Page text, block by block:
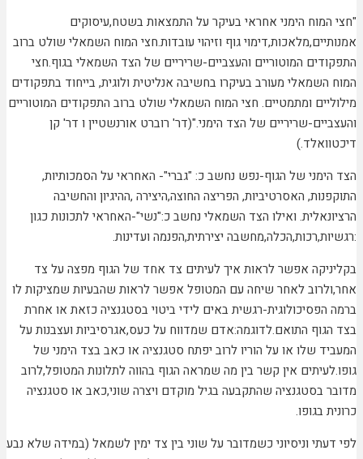
"חצי המוח הימני אחראי בעיקר על התמצאות בשטח,עיסוקים
אמנותיים,מלאכות,דימוי גוף וזיהוי עובדות.חצי המוח השמאלי שולט ברוב
התפקודים המוטוריים והעצביים-שריריים של הצד השמאלי בגוף.חצי
המוח השמאלי מעורב בעיקרו בחשיבה אנליטית ולוגית, בייחוד בתפקודים
מילוליים ומתמטיים. חצי המוח השמאלי שולט ברוב התפקודים המוטוריים
והעצביים-שריריים של הצד הימני."(דר' רוברט אורנשטיין ו דר' קן
דיכטוואלד.)
הצד הימני של הגוף-נפש נחשב כ: "גברי"- האחראי על הסמכותיות,
התוקפנות, האסרטיביות, הפריצה החוצה,היצירה ,ההיגיון והחשיבה
הרציונאלית. ואילו הצד השמאלי נחשב כ:"נשי"-האחראי לתכונות כגון
:רגשיות,רכות,הכלה,מחשבה יצירתית,הפנמה ועדינות.
בקליניקה אפשר לראות איך לעיתים צד אחד של הגוף מפצה על צד
אחר,ולרוב לאחר שיחה עם המטופל אפשר לראות שהבעיות שמציקות לו
ברמה הפסיכולוגית-רגשית באים לידי ביטוי בסטגנציה כזאת או אחרת
בצד הגוף התואם.לדוגמה:אדם שמדווח על כעס,אגרסיביות ועצבנות על
המעביד שלו או על הוריו לרוב יפתח סטגנציה או כאב בצד הימני של
גופו.לעיתים אין קשר בין מה שמראה הגוף בהווה לתלונות המטופל,לרוב
מדובר בסטגנציה שהתקבעה בגיל מוקדם ויצרה שוני,כאב או סטגנציה
כרונית בגופו.
לפי דעתי וניסיוני כשמדובר על שוני בין צד ימין לשמאל (במידה שלא נבע